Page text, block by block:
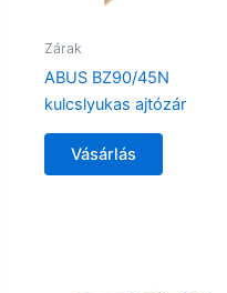
Zárak
ABUS BZ90/45N
kulcslyukas ajtózár
Vásárlás